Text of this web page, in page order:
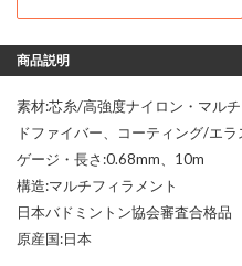
商品説明
素材:芯糸/高強度ナイロン・マル
ドファイバー、コーティング/エ
ゲージ・長さ:0.68mm、10m
構造:マルチフィラメント
日本バドミントン協会審査合格品
原産国:日本